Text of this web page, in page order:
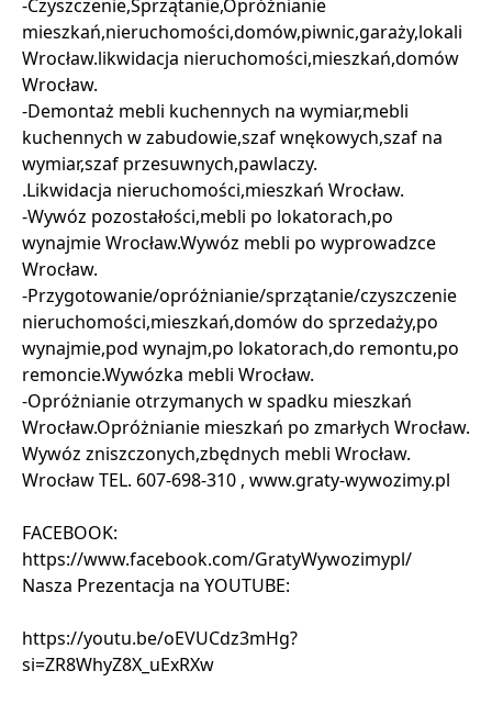
-Czyszczenie,Sprzątanie,Opróżnianie
mieszkań,nieruchomości,domów,piwnic,garaży,lokali
Wrocław.likwidacja nieruchomości,mieszkań,domów
Wrocław.
-Demontaż mebli kuchennych na wymiar,mebli
kuchennych w zabudowie,szaf wnękowych,szaf na
wymiar,szaf przesuwnych,pawlaczy.
.Likwidacja nieruchomości,mieszkań Wrocław.
-Wywóz pozostałości,mebli po lokatorach,po
wynajmie Wrocław.Wywóz mebli po wyprowadzce
Wrocław.
-Przygotowanie/opróżnianie/sprzątanie/czyszczenie
nieruchomości,mieszkań,domów do sprzedaży,po
wynajmie,pod wynajm,po lokatorach,do remontu,po
remoncie.Wywózka mebli Wrocław.
-Opróżnianie otrzymanych w spadku mieszkań
Wrocław.Opróżnianie mieszkań po zmarłych Wrocław.
Wywóz zniszczonych,zbędnych mebli Wrocław.
Wrocław TEL. 607-698-310 , www.graty-wywozimy.pl
FACEBOOK:
https://www.facebook.com/GratyWywozimypl/
Nasza Prezentacja na YOUTUBE:
https://youtu.be/oEVUCdz3mHg?
si=ZR8WhyZ8X_uExRXw